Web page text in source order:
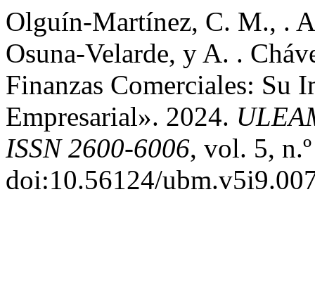
Olguín-Martínez, C. M., .
Osuna-Velarde, y A. .
Finanzas Comerciales: Su
Empresarial». 2024.
ISSN 2600-6006, vol. 5,
doi:10.56124/